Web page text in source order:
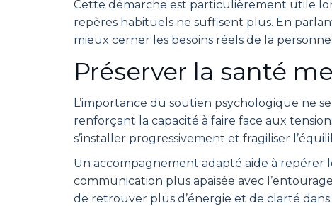
Cette démarche est particulièrement utile
repères habituels ne suffisent plus. En
mieux cerner les besoins réels de la personne.
Préserver la santé
L’importance du soutien psychologique ne
renforçant la capacité à faire face aux
s’installer progressivement et fragiliser
Un accompagnement adapté aide à repérer
communication plus apaisée avec
de retrouver plus d’énergie et de clarté